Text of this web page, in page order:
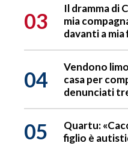
03
Il dramma di
mia
davanti a mia
04
Vendono
casa per
denunciati
05
Quartu:
figlio è